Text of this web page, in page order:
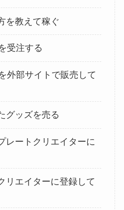
を教えて稼ぐ
受注する
外部サイトで販売して
グッズを売る
レートクリエイターに
リエイターに登録して